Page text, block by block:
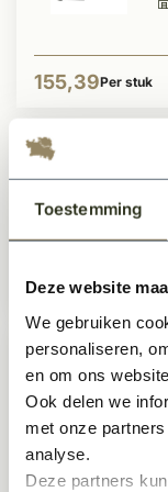
Toestemming
Deze website
We gebruiken
personaliseren,
en om ons
Ook delen we
met onze
analyse.
Deze partners
155,39Per stuk
189,-Per stuk